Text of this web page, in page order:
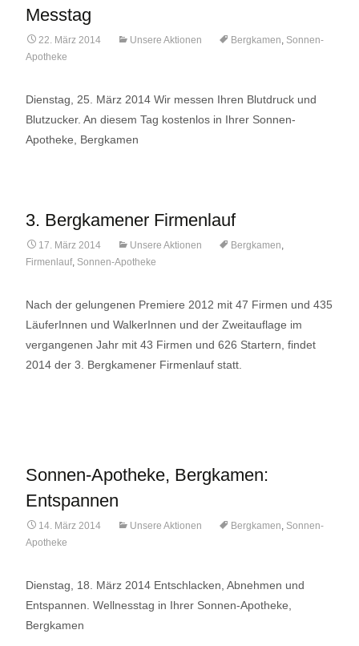
Messtag
22. März 2014 Unsere Aktionen Bergkamen, Sonnen-
Apotheke
Dienstag, 25. März 2014 Wir messen Ihren Blutdruck und
Blutzucker. An diesem Tag kostenlos in Ihrer Sonnen-
Apotheke, Bergkamen
3. Bergkamener Firmenlauf
17. März 2014 Unsere Aktionen Bergkamen,
Firmenlauf, Sonnen-Apotheke
Nach der gelungenen Premiere 2012 mit 47 Firmen und 435
LäuferInnen und WalkerInnen und der Zweitauflage im
vergangenen Jahr mit 43 Firmen und 626 Startern, findet
2014 der 3. Bergkamener Firmenlauf statt.
Sonnen-Apotheke, Bergkamen:
Entspannen
14. März 2014 Unsere Aktionen Bergkamen, Sonnen-
Apotheke
Dienstag, 18. März 2014 Entschlacken, Abnehmen und
Entspannen. Wellnesstag in Ihrer Sonnen-Apotheke,
Bergkamen